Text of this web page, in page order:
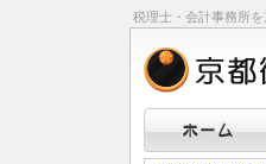
税理士・会計事務所